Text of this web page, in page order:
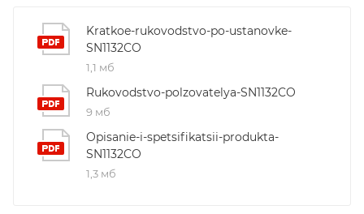
Kratkoe-rukovodstvo-po-ustanovke-
SN1132CO
1,1 мб
Rukovodstvo-polzovatelya-SN1132CO
9 мб
Opisanie-i-spetsifikatsii-produkta-
SN1132CO
1,3 мб